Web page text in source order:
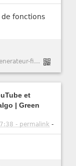
fonctions
https://litedevtools.com/fr/generateur-filtre-css/
et
| Green
- permalink -